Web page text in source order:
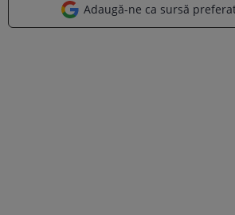
Adaugă-ne ca sursă